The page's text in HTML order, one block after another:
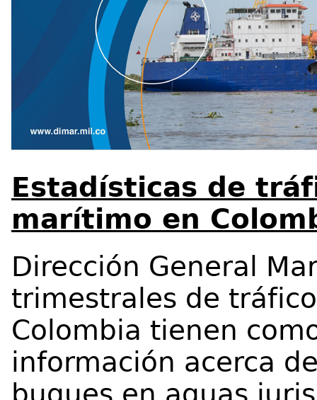
Estadísticas de
marítimo en
Dirección General
trimestrales de
Colombia tienen
información acerca